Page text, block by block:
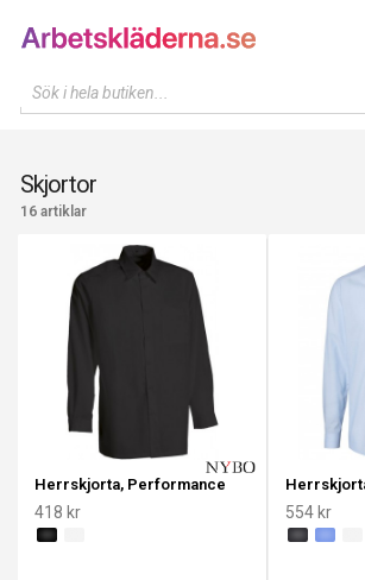
Sök i hela butiken...
Skjortor
16 artiklar
Herrskjorta, Performance
418 kr 554 kr